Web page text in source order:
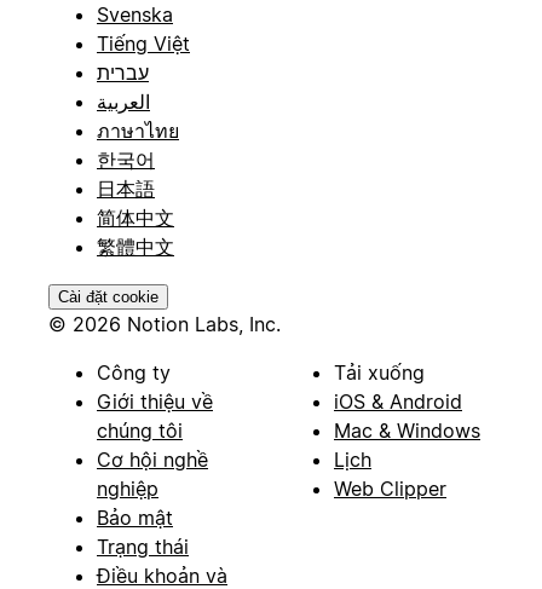
Svenska
Tiếng Việt
עברית
العربية
ภาษาไทย
한국어
日本語
简体中文
繁體中文
Cài đặt cookie
© 2026 Notion Labs, Inc.
Công ty
Giới thiệu về
chúng tôi
Cơ hội nghề
nghiệp
Bảo mật
Trạng thái
Điều khoản và
Tải xuống
iOS & Android
Mac & Windows
Lịch
Web Clipper